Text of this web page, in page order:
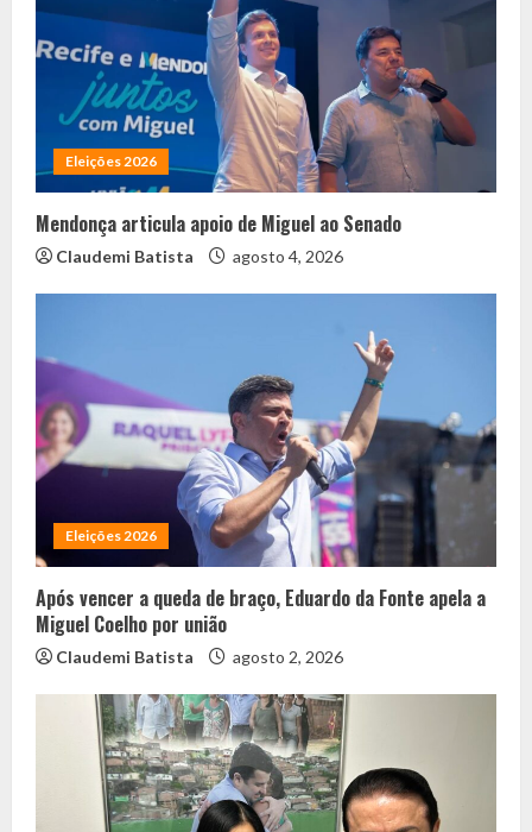
Eleições 2026
Mendonça articula apoio de Miguel ao Senado
Claudemi Batista agosto 4, 2026
Eleições 2026
Após vencer a queda de braço, Eduardo da Fonte apela a
Miguel Coelho por união
Claudemi Batista agosto 2, 2026